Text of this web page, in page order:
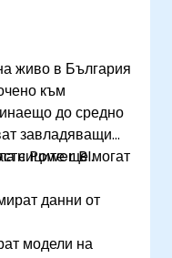
сигурно в
по Power
BI Data
живо в България
към
до средно
завладяващи
с Power BI.ще могат
данни от
модели на